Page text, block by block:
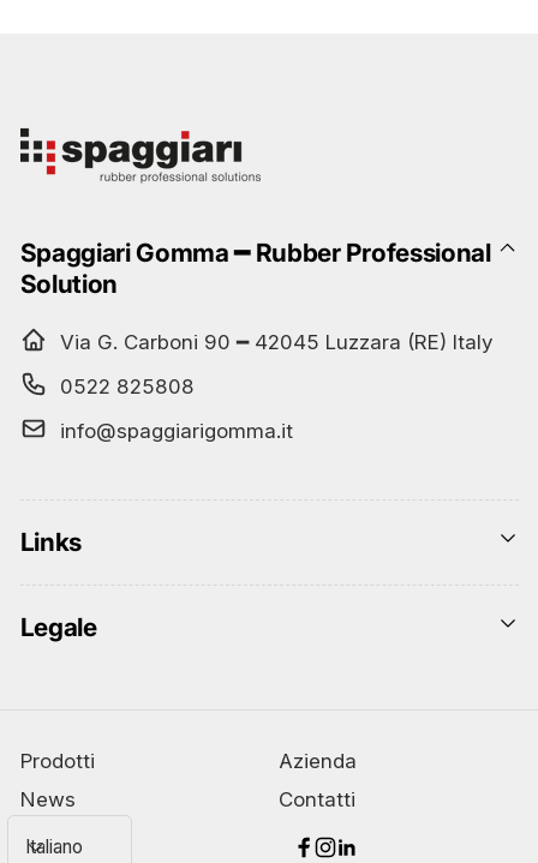
Spaggiari Gomma ━ Rubber Professional
Solution
Via G. Carboni 90 ━ 42045 Luzzara (RE) Italy
0522 825808
info@spaggiarigomma.it
Links
Legale
Prodotti
Azienda
News
Contatti
LItaliano